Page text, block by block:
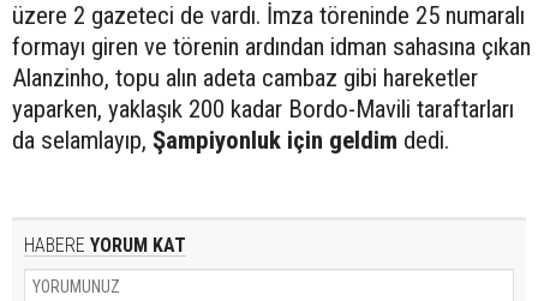
üzere 2 gazeteci de vardı. İmza töreninde 25 numaralı
formayı giren ve törenin ardından idman sahasına çıkan
Alanzinho, topu alın adeta cambaz gibi hareketler
yaparken, yaklaşık 200 kadar Bordo-Mavili taraftarları
da selamlayıp, Şampiyonluk için geldim dedi.
HABERE YORUM KAT